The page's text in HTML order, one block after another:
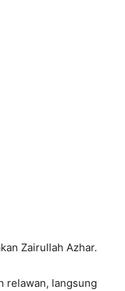
Zairullah Azhar.
relawan, langsung